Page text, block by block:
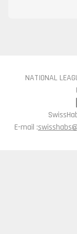
NATIONAL
E-mail :